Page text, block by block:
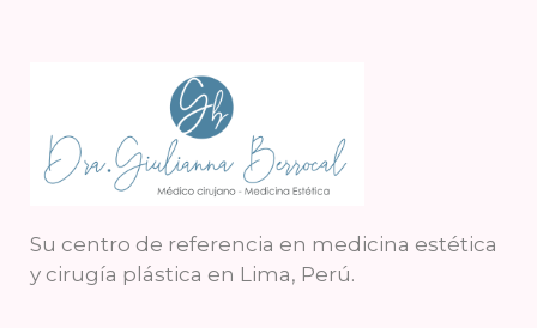
Su centro de referencia en medicina estética
y cirugía plástica en Lima, Perú.